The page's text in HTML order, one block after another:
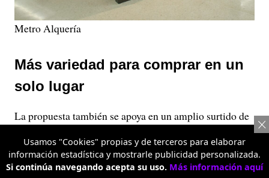
Metro Alquería
Más variedad para comprar en un
solo lugar
La propuesta también se apoya en un amplio surtido de
verduras, carnes, bebidas, productos de aseo, artículos
para el hogar y tecnología.
Usamos "Cookies" propias y de terceros para elaborar
información estadística y mostrarle publicidad personalizada.
Si continúa navegando acepta su uso. Más información aquí